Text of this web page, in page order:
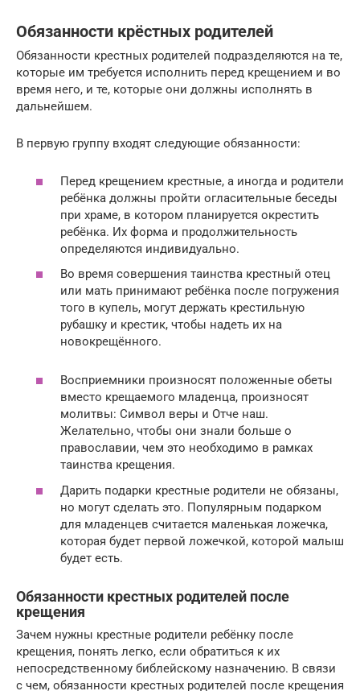
Обязанности крёстных родителей
Обязанности крестных родителей подразделяются на те,
которые им требуется исполнить перед крещением и во
время него, и те, которые они должны исполнять в
дальнейшем.
В первую группу входят следующие обязанности:
Перед крещением крестные, а иногда и родители
ребёнка должны пройти огласительные беседы
при храме, в котором планируется окрестить
ребёнка. Их форма и продолжительность
определяются индивидуально.
Во время совершения таинства крестный отец
или мать принимают ребёнка после погружения
того в купель, могут держать крестильную
рубашку и крестик, чтобы надеть их на
новокрещённого.
Восприемники произносят положенные обеты
вместо крещаемого младенца, произносят
молитвы: Символ веры и Отче наш.
Желательно, чтобы они знали больше о
православии, чем это необходимо в рамках
таинства крещения.
Дарить подарки крестные родители не обязаны,
но могут сделать это. Популярным подарком
для младенцев считается маленькая ложечка,
которая будет первой ложечкой, которой малыш
будет есть.
Обязанности крестных родителей после
крещения
Зачем нужны крестные родители ребёнку после
крещения, понять легко, если обратиться к их
непосредственному библейскому назначению. В связи
с чем, обязанности крестных родителей после крещения